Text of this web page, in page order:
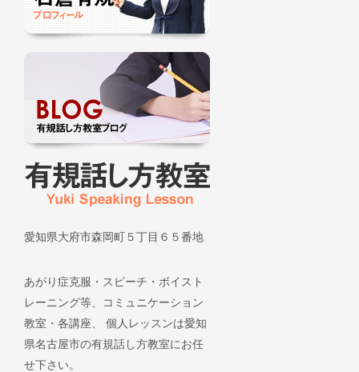
愛知県大府市森岡町５丁目６５番地
あがり症克服・スピーチ・ボイスト
レーニング等、コミュニケーション
教室・各講座、 個人レッスンは愛知
県名古屋市の有規話し方教室にお任
せ下さい。